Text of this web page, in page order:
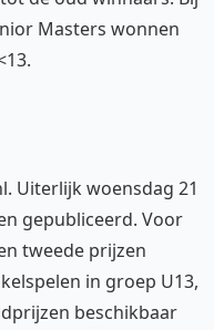
Masters wonnen
Uiterlijk woensdag 21
gepubliceerd. Voor
tweede prijzen
in groep U13,
beschikbaar